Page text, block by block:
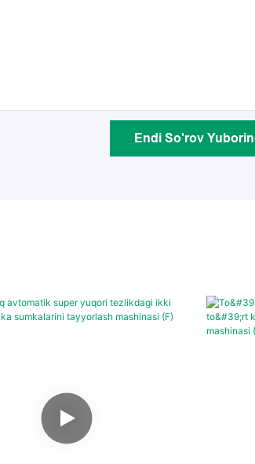
Endi So'rov